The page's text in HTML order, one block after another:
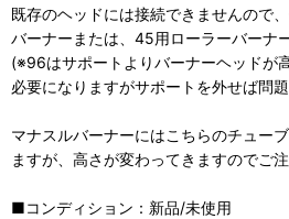
既存のヘッドには接続できませんので
バーナーまたは、45用ローラーバーナ
(※96はサポートよりバーナーヘッドが
必要になりますがサポートを外せば問題
マナスルバーナーにはこちらのチュー
ますが、高さが変わってきますのでご注
■コンディション：新品/未使用